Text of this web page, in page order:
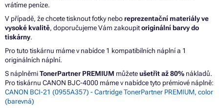
vrátíme peníze.
V případě, že chcete tisknout fotky neboreprezentační materiály ve
vysoké kvalitě, doporučujeme Vám zakoupitoriginální barvy do
tiskárny.
Pro tuto tiskárnu máme v nabídce 1 kompatibilních náplní a 1
originálních náplní.
S náplněmiTonerPartner PREMIUM můžeteušetřit až 80% nákladů.
Pro tiskárnu CANON BJC-4000 máme v nabídce tyto prémiové náplně:
CANON BCI-21 (0955A357) - Cartridge TonerPartner PREMIUM, color
(barevná)